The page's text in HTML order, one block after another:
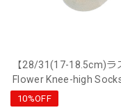
【28/31(17-18.5cm)
Flower Knee-high
10%OFF